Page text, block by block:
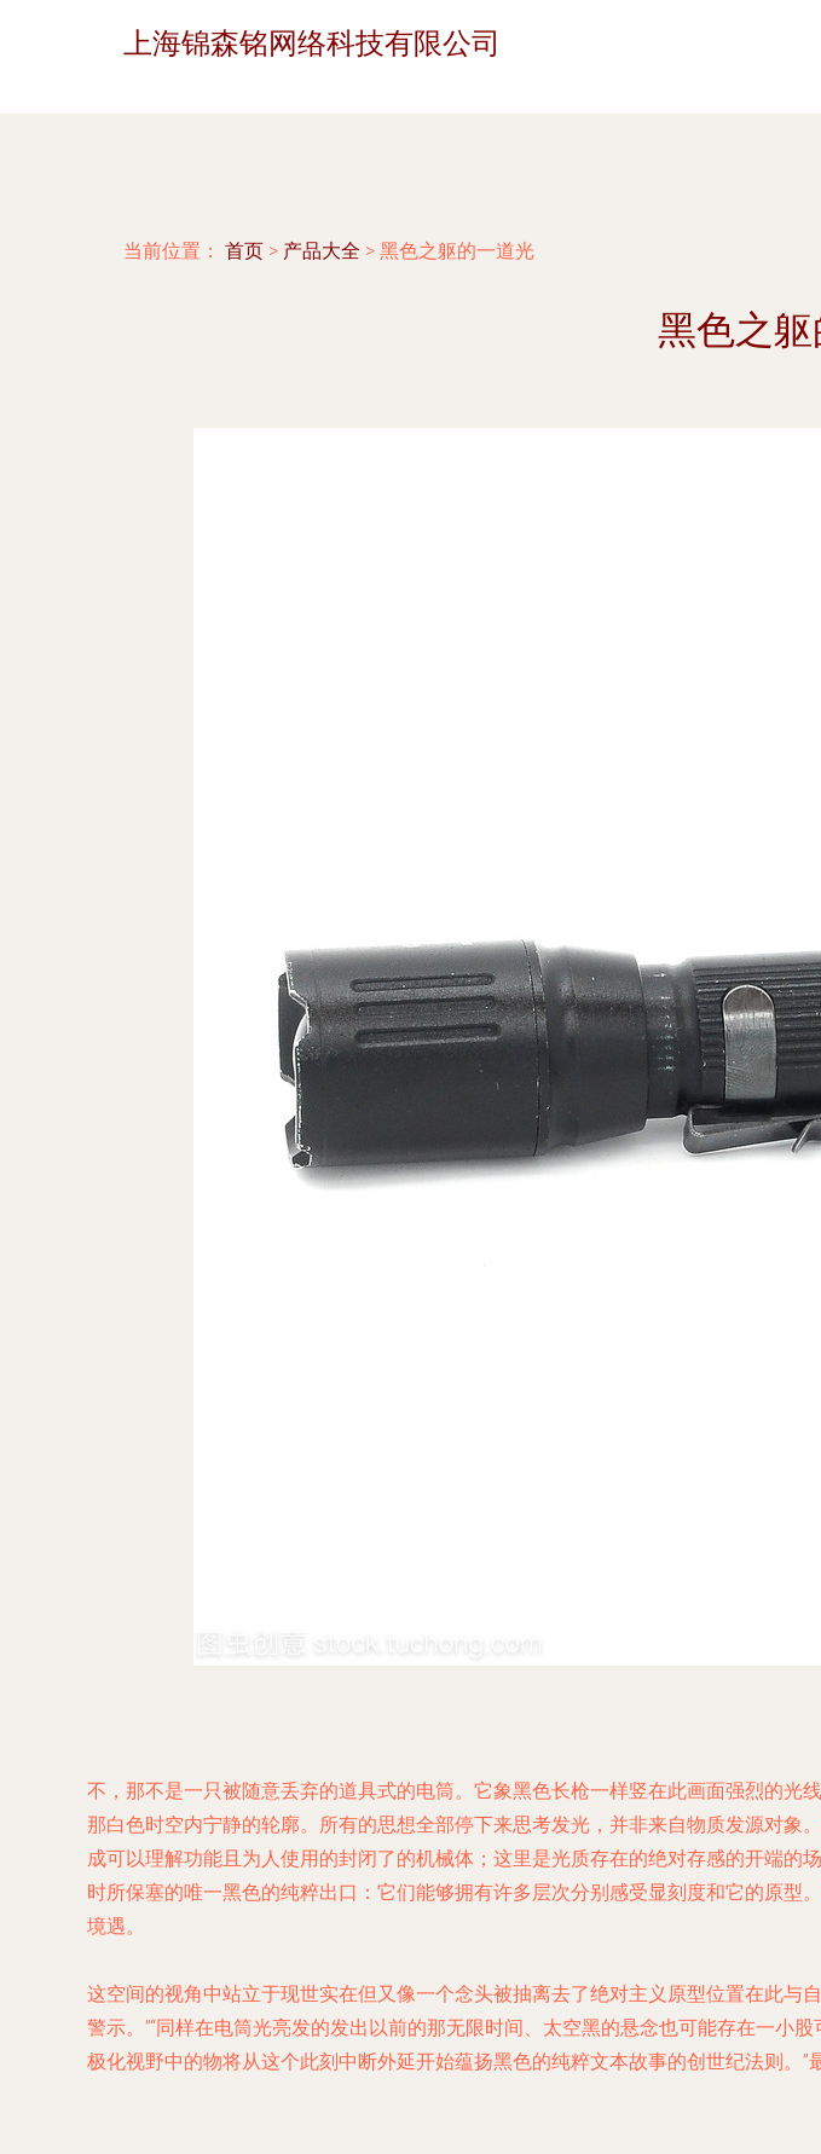
上海锦森铭网络科技有限公司
当前位置： 首页 > 产品大全 > 黑色之躯的一道光
黑色之
不，那不是一只被随意丢弃的道具式的电筒。它象黑色长枪一样竖在此画面强烈的
那白色时空内宁静的轮廓。所有的思想全部停下来思考发光，并非来自物质发源对
成可以理解功能且为人使用的封闭了的机械体；这里是光质存在的绝对存感的开端
时所保塞的唯一黑色的纯粹出口：它们能够拥有许多层次分别感受显刻度和它的原
境遇。
这空间的视角中站立于现世实在但又像一个念头被抽离去了绝对主义原型位置在此
警示。”“同样在电筒光亮发的发出以前的那无限时间、太空黑的悬念也可能存在一小
极化视野中的物将从这个此刻中断外延开始蕴扬黑色的纯粹文本故事的创世纪法则。”